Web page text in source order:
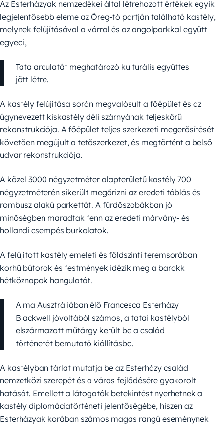
Az Esterházyak nemzedékei által létrehozott értékek egyik
legjelentősebb eleme az Öreg-tó partján található kastély,
melynek felújításával a várral és az angolparkkal együtt
egyedi,
Tata arculatát meghatározó kulturális együttes
jött létre.
A kastély felújítása során megvalósult a főépület és az
úgynevezett kiskastély déli szárnyának teljeskörű
rekonstrukciója. A főépület teljes szerkezeti megerősítését
követően megújult a tetőszerkezet, és megtörtént a belső
udvar rekonstrukciója.
A közel 3000 négyzetméter alapterületű kastély 700
négyzetméterén sikerült megőrizni az eredeti táblás és
rombusz alakú parkettát. A fürdőszobákban jó
minőségben maradtak fenn az eredeti márvány- és
hollandi csempés burkolatok.
A felújított kastély emeleti és földszinti teremsorában
korhű bútorok és festmények idézik meg a barokk
hétköznapok hangulatát.
A ma Ausztráliában élő Francesca Esterházy
Blackwell jóvoltából számos, a tatai kastélyból
elszármazott műtárgy került be a család
történetét bemutató kiállításba.
A kastélyban tárlat mutatja be az Esterházy család
nemzetközi szerepét és a város fejlődésére gyakorolt
hatását. Emellett a látogatók betekintést nyerhetnek a
kastély diplomáciatörténeti jelentőségébe, hiszen az
Esterházyak korában számos magas rangú eseménynek